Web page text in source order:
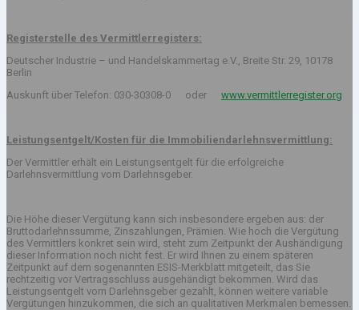
Registerstelle des Vermittlerregisters:
Deutscher Industrie – und Handelskammertag e.V., Breite Str. 29, 10178
Berlin
Auskunft über Telefon: 030-30308-0 oder www.vermittlerregister.org
Leistungsentgelt/Kosten für die Immobiliendarlehnsvermittlung:
Der Vermittler erhält ein Leistungsentgelt für die erfolgreiche
Darlehnsvermittlung vom Darlehnsgeber.
Die Höhe dieser Vergütung kann sich insbesondere ergeben aus: der
Bruttodarlehnssumme, Zinszahlungen, Prämien. Wie hoch die Vergütung
des Vermittlers konkret sein wird, steht zum Zeitpunkt der Aushändigung
dieser Information noch nicht fest. Er wird Ihnen zu einem späteren
Zeitpunkt auf dem sogenannten ESIS-Merkblatt mitgeteilt, das Sie
rechtzeitig vor Vertragsschluss ausgehändigt bekommen. Wird das
Leistungsentgelt vom Darlehnsgeber gezahlt, können weitere variable
Vergütungen hinzukommen, die sich an qualitativen Merkmalen bemessen.